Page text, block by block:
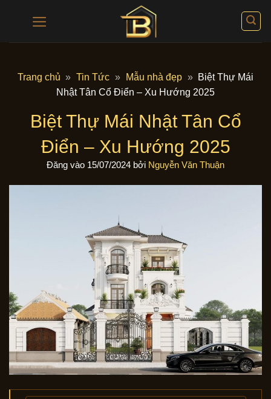
Trang chủ » Tin Tức » Mẫu nhà đẹp » Biệt Thự Mái
Nhật Tân Cổ Điển – Xu Hướng 2025
Biệt Thự Mái Nhật Tân Cổ
Điển – Xu Hướng 2025
Đăng vào 15/07/2024 bởi Nguyễn Văn Thuận